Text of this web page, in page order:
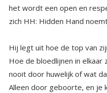
zich HH: Hidden Hand
Hij legt uit hoe de top van
Hoe de bloedlijnen in
nooit door huwelijk of wat
Alleen door geboorte, en
levens worden door de
kiezen wat ze gaan doen of
allemaal door de ‘familie’
heeft geen aards DNA, ze
zijn buitenaardse
bloedlijnen, waarin je de
met deze code
regels. Men trouwt nooit
de familie wordt opgeleid
discipline vanaf hun